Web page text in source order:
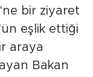
bir ziyaret
eşlik ettiği
araya
Bakan